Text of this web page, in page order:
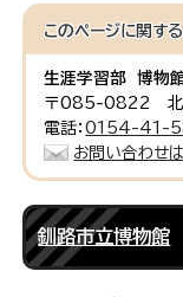
このページに関する
生涯学習部 博物
〒085-0822 北
電話：0154-41-
お問い合わせ
釧路市立博物館